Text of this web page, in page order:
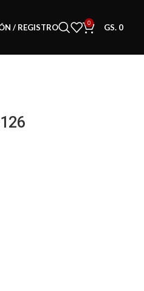
/ REGISTRO 0 GS. 0